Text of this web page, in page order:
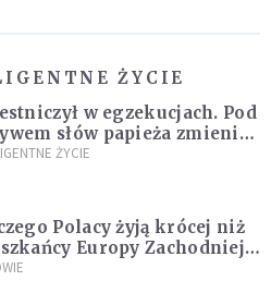
ŻYCIE
w egzekucjach. Pod
słów papieża zmienił
ŻYCIE
Polacy żyją krócej niż
Europy Zachodniej?
wskazuje główne